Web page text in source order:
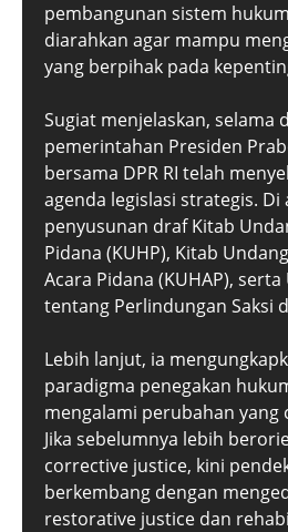
pembangunan sistem
diarahkan agar mampu
yang berpihak pada
Sugiat menjelaskan, selama
pemerintahan Presiden
bersama DPR RI telah
agenda legislasi strategis. Di
penyusunan draf Kitab
Pidana (KUHP), Kitab
Acara Pidana (KUHAP),
tentang Perlindungan Saksi
Lebih lanjut, ia
paradigma penegakan
mengalami perubahan yang
Jika sebelumnya lebih
corrective justice, kini
berkembang dengan
restorative justice dan